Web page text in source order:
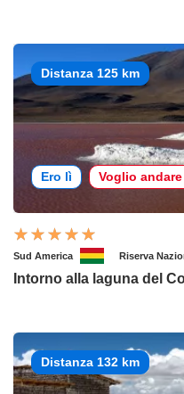
Distanza 125 km
Ero lì Voglio
Sud America Riserva
Intorno alla laguna del
Distanza 132 km